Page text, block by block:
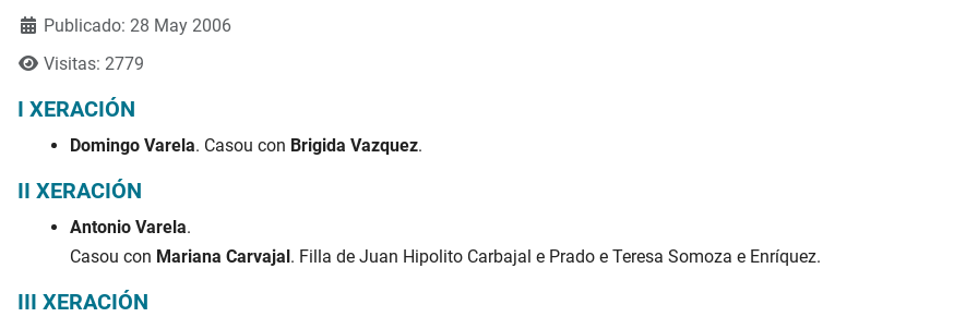
Publicado: 28 May 2006
Visitas: 2779
I XERACIÓN
Domingo Varela. Casou con Brigida Vazquez.
II XERACIÓN
Antonio Varela.
Casou con Mariana Carvajal . Filla de Juan Hipolito Carbajal e Prado e Teresa Somoza e Enríquez.
III XERACIÓN